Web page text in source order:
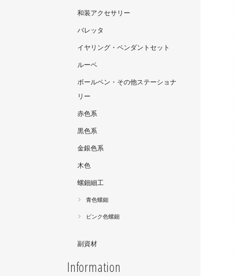
和装アクセサリー
バレッタ
イヤリング・ペンダントセット
ルーペ
ボールペン・その他ステーショナ
リー
赤色系
黒色系
金銀色系
木色
螺鈿細工
青色螺鈿
ピンク色螺鈿
副資材
Information